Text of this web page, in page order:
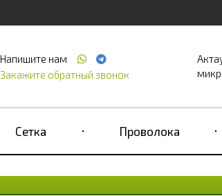
Напишите нам
Закажите обратный звонок
Сетка Проволока